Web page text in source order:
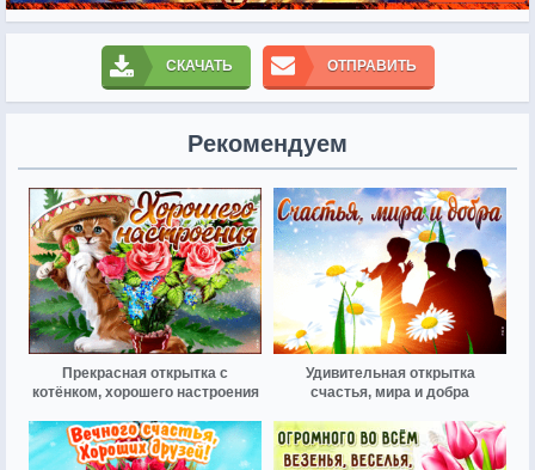
СКАЧАТЬ ОТПРАВИТЬ
Рекомендуем
Прекрасная открытка с
котёнком, хорошего настроения
Удивительная открытка
счастья, мира и добра